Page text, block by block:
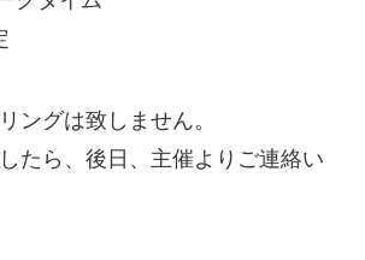
ングは致しません。
たら、後日、主催よりご連絡い